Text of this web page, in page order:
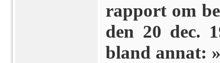
rapport om
den 20 dec.
bland annat: